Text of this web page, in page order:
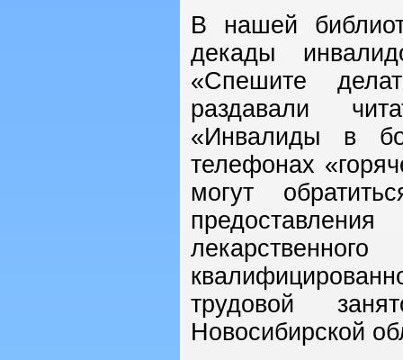
В нашей
декады
«Спешите
раздавали
«Инвалиды в
телефонах
могут
трудовой
Новосибирской